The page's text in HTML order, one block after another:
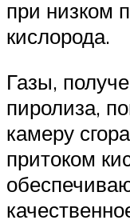
при низком
кислорода.
Газы,
пиролиза,
камеру
притоком